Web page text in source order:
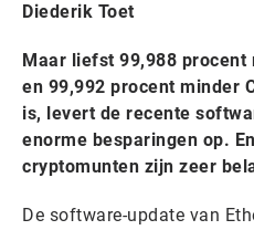
Diederik Toet
Maar liefst 99,988
en 99,992 procent minder
is, levert de recente
enorme besparingen op.
cryptomunten zijn zeer
De software-update van